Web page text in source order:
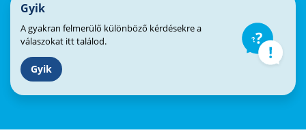
Gyik
A gyakran felmerülő különböző kérdésekre a
válaszokat itt találod.
Gyik